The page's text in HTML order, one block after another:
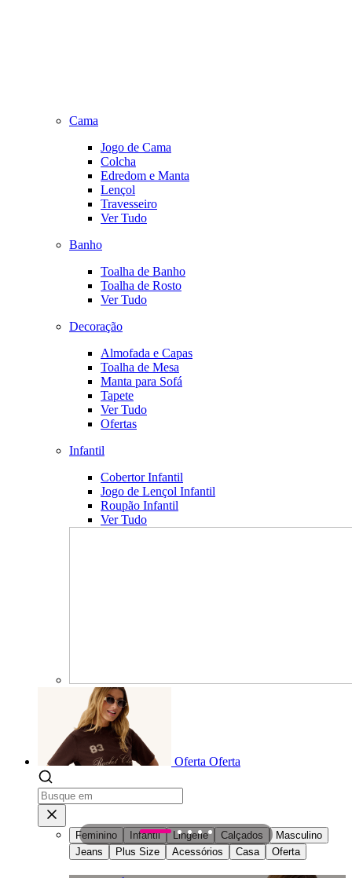
Cama
Jogo de Cama
Colcha
Edredom e Manta
Lençol
Travesseiro
Ver Tudo
Banho
Toalha de Banho
Toalha de Rosto
Ver Tudo
Decoração
Almofada e Capas
Toalha de Mesa
Manta para Sofá
Tapete
Ver Tudo
Ofertas
Infantil
Cobertor Infantil
Jogo de Lençol Infantil
Roupão Infantil
Ver Tudo
Oferta Oferta
Feminino Infantil Lingerie Calçados
Masculino
Jeans
Plus Size Acessórios Casa Oferta
1 2 3 4 5